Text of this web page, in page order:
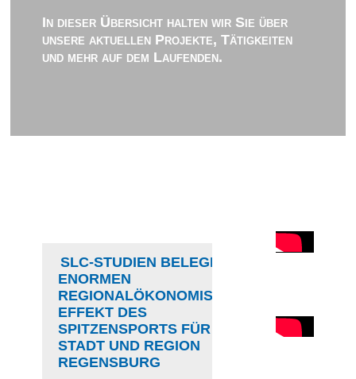
In dieser Übersicht halten wir Sie über
unsere aktuellen Projekte, Tätigkeiten
und mehr auf dem Laufenden.
SLC-STUDIEN BELEGEN
ENORMEN
REGIONALÖKONOMISCHEN
EFFEKT DES
SPITZENSPORTS FÜR
STADT UND REGION
REGENSBURG